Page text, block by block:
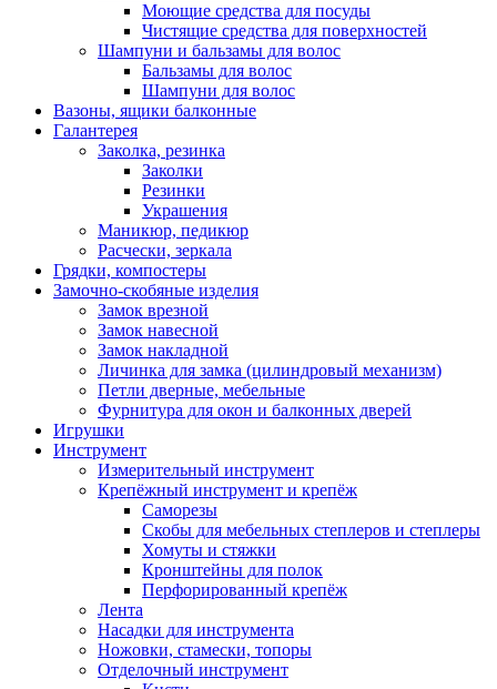
Моющие средства для посуды
Чистящие средства для поверхностей
Шампуни и бальзамы для волос
Бальзамы для волос
Шампуни для волос
Вазоны, ящики балконные
Галантерея
Заколка, резинка
Заколки
Резинки
Украшения
Маникюр, педикюр
Расчески, зеркала
Грядки, компостеры
Замочно-скобяные изделия
Замок врезной
Замок навесной
Замок накладной
Личинка для замка (цилиндровый механизм)
Петли дверные, мебельные
Фурнитура для окон и балконных дверей
Игрушки
Инструмент
Измерительный инструмент
Крепёжный инструмент и крепёж
Саморезы
Скобы для мебельных степлеров и степлеры
Хомуты и стяжки
Кронштейны для полок
Перфорированный крепёж
Лента
Насадки для инструмента
Ножовки, стамески, топоры
Отделочный инструмент